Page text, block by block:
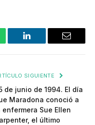
LinkedIn Email
SIGUIENTE
de junio de 1994. El día
Maradona conoció a
enfermera Sue Ellen
el último